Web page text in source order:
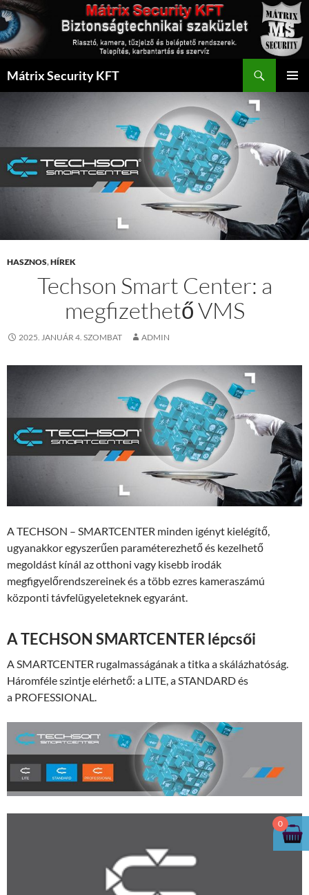
Kilépés
tartalomba
Mátrix Security KFT
HASZNOS,HÍREK
Techson Smart Center: a
megfizethető VMS
2025. JANUÁR 4. SZOMBAT ADMIN
A TECHSON – SMARTCENTER minden igényt kielégítő,
ugyanakkor egyszerűen paraméterezhető és kezelhető
megoldást kínál az otthoni vagy kisebb irodák
megfigyelőrendszereinek és a több ezres kameraszámú
központi távfelügyeleteknek egyaránt.
A TECHSON SMARTCENTER lépcsői
A SMARTCENTER rugalmasságának a titka a skálázhatóság.
Háromféle szintje elérhető: a LITE, a STANDARD és
a PROFESSIONAL.
0